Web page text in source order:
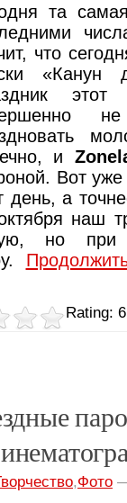
та
что
«Канун
этот
и
Вот
день, а
наш
но
Rating:
,Фото